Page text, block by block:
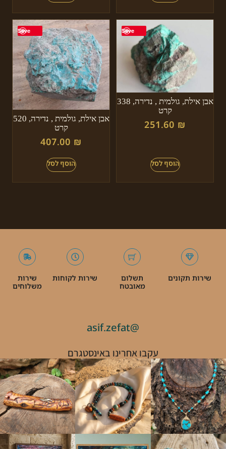
Save
אבן אילת, גולמית , נדירה, 338
קרט
251.60 ₪
Save
אבן אילת, גולמית , נדירה, 520
קרט
407.00 ₪
שירות תקונים
תשלום
מאובטח
שירות לקוחות
שירות
משלוחים
@asif.zefat
עקבו אחרינו באינסטגרם